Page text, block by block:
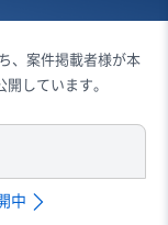
、案件掲載者様が本
しています。
中